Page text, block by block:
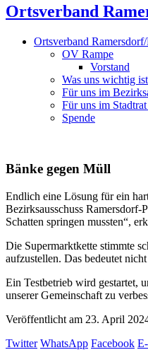
Ortsverband
Ortsverband Ramersdorf/
OV Rampe
Vorstand
Was uns wichtig ist
Für uns im
Für uns im
Spende
Bänke gegen Müll
Endlich eine Lösung für ein
Bezirksausschuss
Schatten springen mussten“,
Die Supermarktkette stimmte
aufzustellen. Das bedeutet
Ein Testbetrieb wird gestartet,
unserer Gemeinschaft zu
Veröffentlicht am 23. April
Twitter WhatsApp Facebook